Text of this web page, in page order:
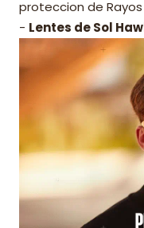
proteccion de
- Lentes de Sol